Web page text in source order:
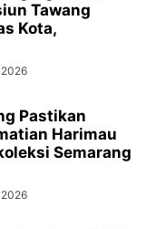
Tawang
Kota,
Pastikan
Harimau
Semarang